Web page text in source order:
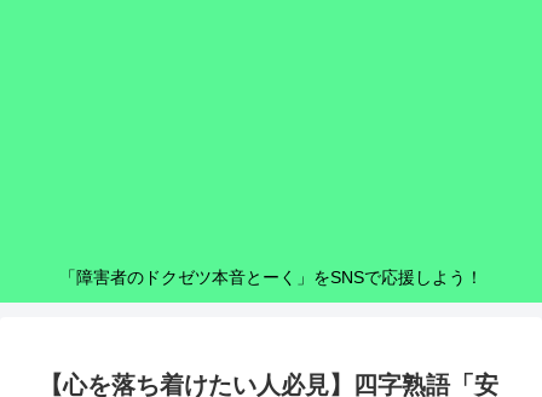
「障害者のドクゼツ本音とーく」をSNSで応援しよう！
【心を落ち着けたい人必見】四字熟語「安